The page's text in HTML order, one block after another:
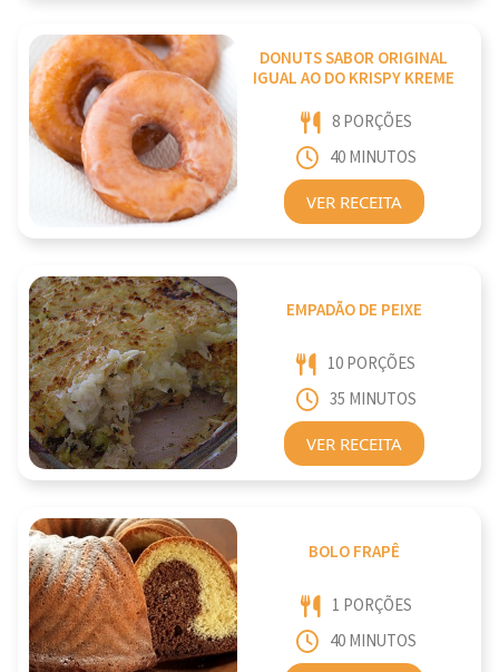
DONUTS SABOR ORIGINAL
IGUAL AO DO KRISPY KREME
8 PORÇÕES
40 MINUTOS
VER RECEITA
EMPADÃO DE PEIXE
10 PORÇÕES
35 MINUTOS
VER RECEITA
BOLO FRAPÊ
1 PORÇÕES
40 MINUTOS